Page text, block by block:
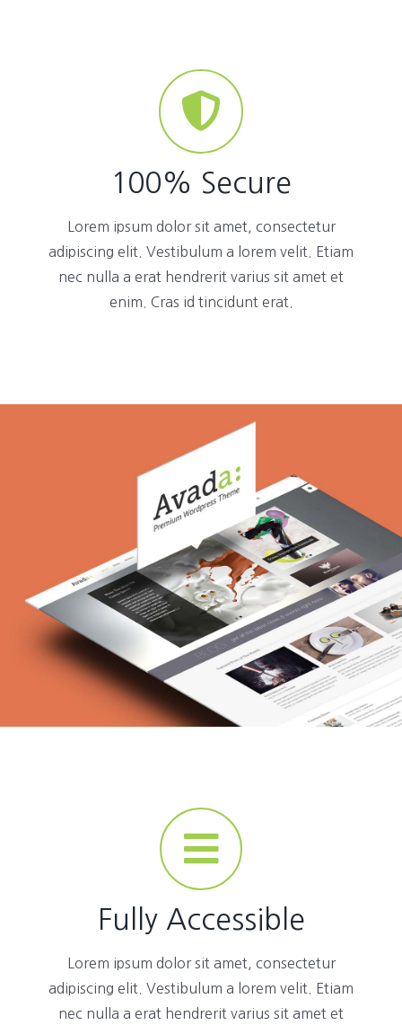
100% Secure
Lorem ipsum dolor sit amet, consectetur
adipiscing elit. Vestibulum a lorem velit. Etiam
nec nulla a erat hendrerit varius sit amet et
enim. Cras id tincidunt erat.
Fully Accessible
Lorem ipsum dolor sit amet, consectetur
adipiscing elit. Vestibulum a lorem velit. Etiam
nec nulla a erat hendrerit varius sit amet et